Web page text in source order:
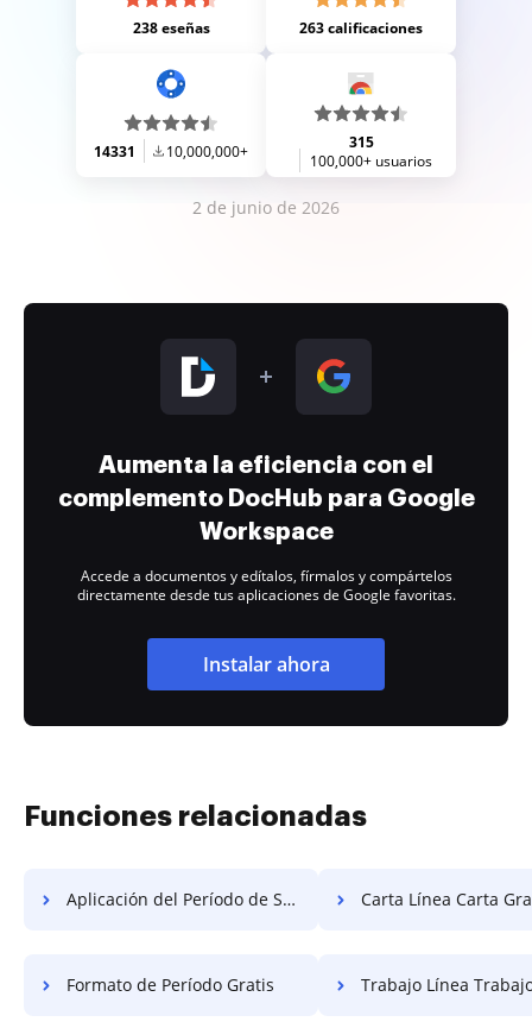
238 eseñas 263 calificaciones
14331 10,000,000+
315
100,000+ usuarios
2 de junio de 2026
Aumenta la eficiencia con el
complemento DocHub para Google
Workspace
Accede a documentos y edítalos, fírmalos y compártelos
directamente desde tus aplicaciones de Google favoritas.
Instalar ahora
Funciones relacionadas
Aplicación del Período de Solicitud para Gratis Carta Línea Carta
Formato de Período Gratis Trabajo Línea